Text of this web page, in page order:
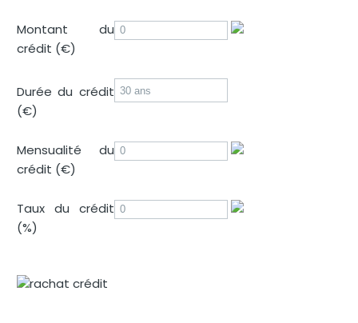
Montant du
crédit (€)
Durée du crédit
(€)
Mensualité du
crédit (€)
Taux du crédit
(%)